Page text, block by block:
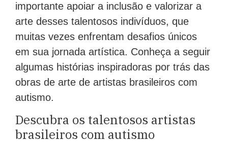
importante apoiar a inclusão e valorizar a
arte desses talentosos indivíduos, que
muitas vezes enfrentam desafios únicos
em sua jornada artística. Conheça a seguir
algumas histórias inspiradoras por trás das
obras de arte de artistas brasileiros com
autismo.
Descubra os talentosos artistas
brasileiros com autismo